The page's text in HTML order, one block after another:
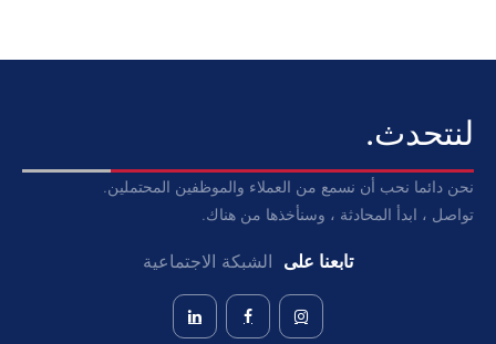
لنتحدث.
نحن دائما نحب أن نسمع من العملاء والموظفين المحتملين.
تواصل ، ابدأ المحادثة ، وسنأخذها من هناك.
تابعنا على الشبكة الاجتماعية